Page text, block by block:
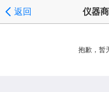
返回 仪器
抱歉，暂